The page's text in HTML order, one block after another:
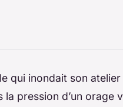
qui inondait son
pression d’un orage